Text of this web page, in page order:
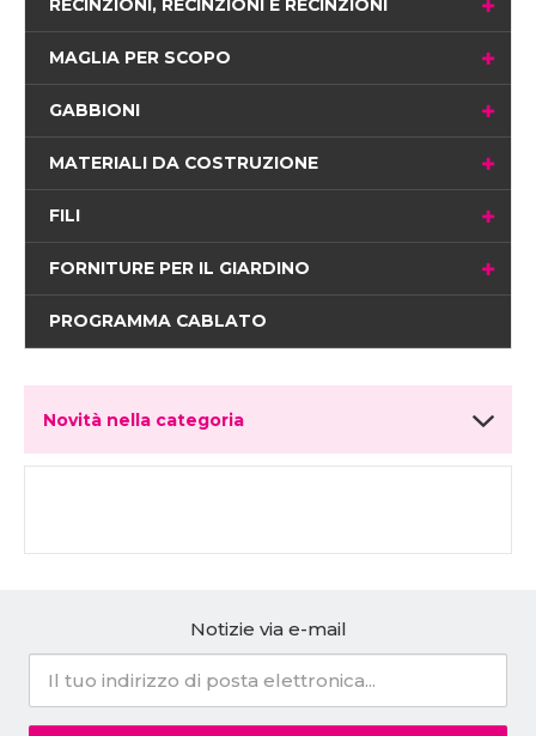
RECINZIONI, RECINZIONI E RECINZIONI
MAGLIA PER SCOPO
GABBIONI
MATERIALI DA COSTRUZIONE
FILI
FORNITURE PER IL GIARDINO
PROGRAMMA CABLATO
Novità nella categoria
Notizie via e-mail